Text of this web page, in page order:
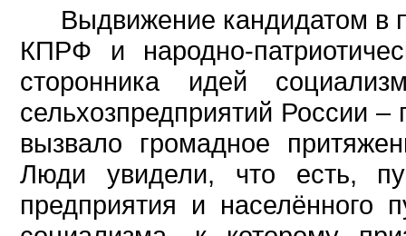
Выдвижение кандидатом в
КПРФ и народно-
сторонника идей
сельхозпредприятий России
вызвало громадное
Люди увидели, что есть,
предприятия и населённого